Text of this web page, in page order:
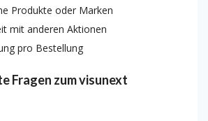
Produkte oder Marken
mit anderen Aktionen
pro Bestellung
Fragen zum visunext